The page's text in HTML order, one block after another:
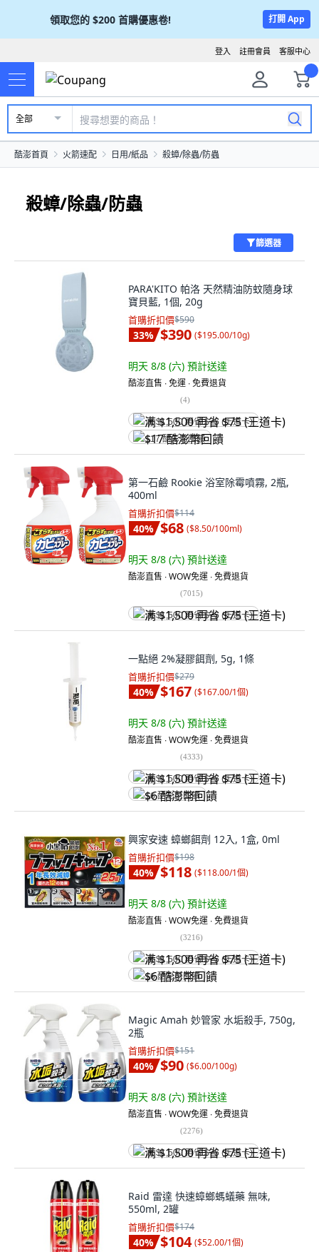
領取您的 $200 首購優惠卷! 打開 App
客服中心
註冊會員
登入
全部
酷澎首頁 火箭速配 日用/紙品 殺蟑/除蟲/防蟲
殺蟑/除蟲/防蟲
篩選器
PARA'KITO 帕洛 天然精油防蚊隨身球
寶貝藍, 1個, 20g
首購折扣價$590
33% $390 ($195.00/10g)
明天 8/8 (六) 預計送達
酷澎直售 ∙ 免運 ∙ 免費退貨
(4)
满 $1,500 再省 $75 (王道卡)
$17 酷澎幣回饋
第一石鹼 Rookie 浴室除霉噴霧, 2瓶,
400ml
首購折扣價$114
40% $68 ($8.50/100ml)
明天 8/8 (六) 預計送達
酷澎直售 ∙ WOW免運 ∙ 免費退貨
(7015)
满 $1,500 再省 $75 (王道卡)
一點絕 2%凝膠餌劑, 5g, 1條
首購折扣價$279
40% $167 ($167.00/1個)
明天 8/8 (六) 預計送達
酷澎直售 ∙ WOW免運 ∙ 免費退貨
(4333)
满 $1,500 再省 $75 (王道卡)
$6 酷澎幣回饋
興家安速 蟑螂餌劑 12入, 1盒, 0ml
首購折扣價$198
40% $118 ($118.00/1個)
明天 8/8 (六) 預計送達
酷澎直售 ∙ WOW免運 ∙ 免費退貨
(3216)
满 $1,500 再省 $75 (王道卡)
$6 酷澎幣回饋
Magic Amah 妙管家 水垢殺手, 750g,
2瓶
首購折扣價$151
40% $90 ($6.00/100g)
明天 8/8 (六) 預計送達
酷澎直售 ∙ WOW免運 ∙ 免費退貨
(2276)
满 $1,500 再省 $75 (王道卡)
Raid 雷達 快速蟑螂螞蟻藥 無味,
550ml, 2罐
首購折扣價$174
40% $104 ($52.00/1個)